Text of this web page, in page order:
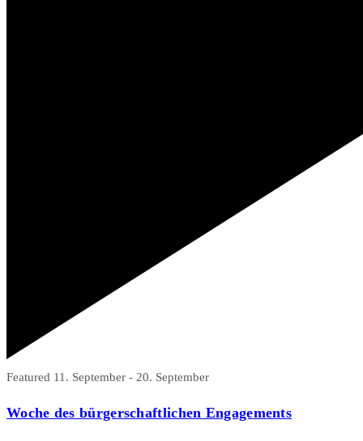
Featured 11. September - 20. September
Woche des bürgerschaftlichen Engagements